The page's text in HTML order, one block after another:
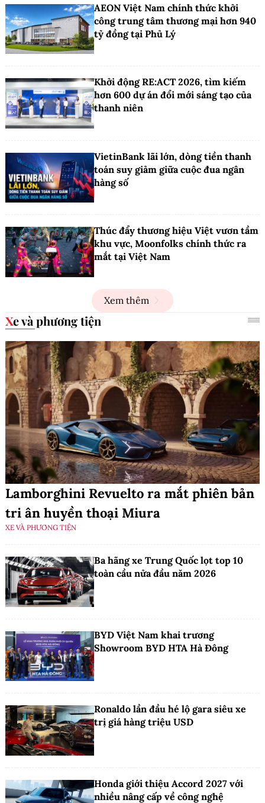
AEON Việt Nam chính thức khởi
công trung tâm thương mại hơn 940
tỷ đồng tại Phủ Lý
Khởi động RE:ACT 2026, tìm kiếm
hơn 600 dự án đổi mới sáng tạo của
thanh niên
VietinBank lãi lớn, dòng tiền thanh
toán suy giảm giữa cuộc đua ngân
hàng số
Thúc đẩy thương hiệu Việt vươn tầm
khu vực, Moonfolks chính thức ra
mắt tại Việt Nam
Xem thêm
Xe và phương tiện
Lamborghini Revuelto ra mắt phiên bản
tri ân huyền thoại Miura
XE VÀ PHƯƠNG TIỆN
Ba hãng xe Trung Quốc lọt top 10
toàn cầu nửa đầu năm 2026
BYD Việt Nam khai trương
Showroom BYD HTA Hà Đông
Ronaldo lần đầu hé lộ gara siêu xe
trị giá hàng triệu USD
Honda giới thiệu Accord 2027 với
nhiều nâng cấp về công nghệ